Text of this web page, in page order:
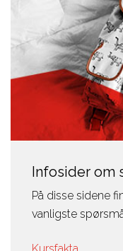
Infosider om
På disse sidene
vanligste